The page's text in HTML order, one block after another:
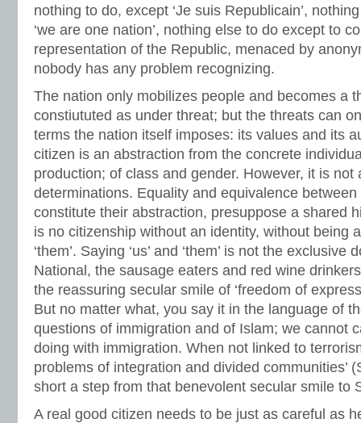
nothing to do, except ‘Je suis Republicain’,
‘we are one nation’, nothing else to do except to
representation of the Republic, menaced by
nobody has any problem recognizing.
The nation only mobilizes people and becomes a
constiututed as under threat; but the threats can
terms the nation itself imposes: its values and its
citizen is an abstraction from the concrete
production; of class and gender. However, it is not
determinations. Equality and equivalence
constitute their abstraction, presuppose a shared
is no citizenship without an identity, without being
‘them’. Saying ‘us’ and ‘them’ is not the exclusive
National, the sausage eaters and red wine
the reassuring secular smile of ‘freedom of
But no matter what, you say it in the language of
questions of immigration and of Islam; we cannot
doing with immigration. When not linked to
problems of integration and divided communities’
short a step from that benevolent secular smile to
A real good citizen needs to be just as careful as